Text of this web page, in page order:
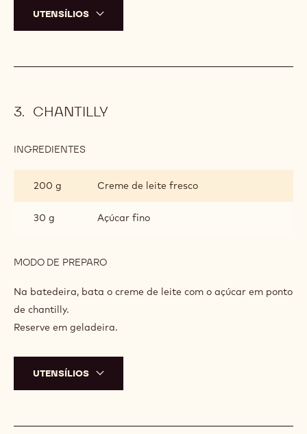
UTENSÍLIOS
CHANTILLY
INGREDIENTES
200 g
Creme de leite fresco
30 g Açúcar fino
MODO DE PREPARO
Na batedeira, bata o creme de leite com o açúcar em ponto
de chantilly.
Reserve em geladeira.
UTENSÍLIOS